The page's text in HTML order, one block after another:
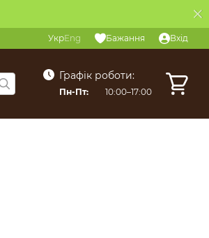
УкрEng Бажання Вхід
Графік роботи:
Пн-Пт: 10:00–17:00